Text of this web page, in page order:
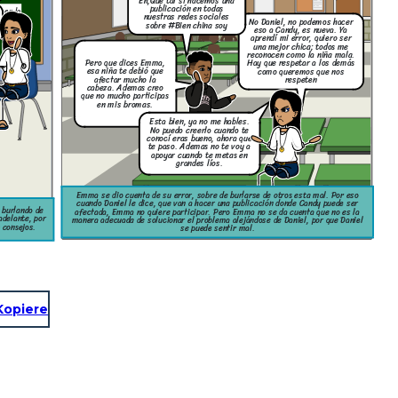
en la
tema
No Daniel, no podemos hacer
eso a Candy, es nueva. Ya
aprendí mi error, quiero ser
una mejor chica; todos me
reconocen como la niña mala.
Hay que respetar a los demás
como queremos que nos
respeten
publicación en todas
nuestras redes sociales
sobre #Bien china soy
Pero que dices Emma,
esa niña te debió que
afectar mucho la
cabeza. Ademas creo
que no mucho participas
en mis bromas.
Esta bien, ya no me hables.
No puedo creerlo cuando te
conocí eras bueno, ahora que
te paso. Ademas no te voy a
apoyar cuando te metas en
grandes líos.
de
por
Emma se dio cuenta de su error, sobre de burlarse de otros esta mal. Por eso
cuando Daniel le dice, que van a hacer una publicación donde Candy puede ser
afectada, Emma no quiere participar. Pero Emma no se da cuenta que no es la
manera adecuada de solucionar el problema alejándose de Daniel, por que Daniel
se puede sentir mal.